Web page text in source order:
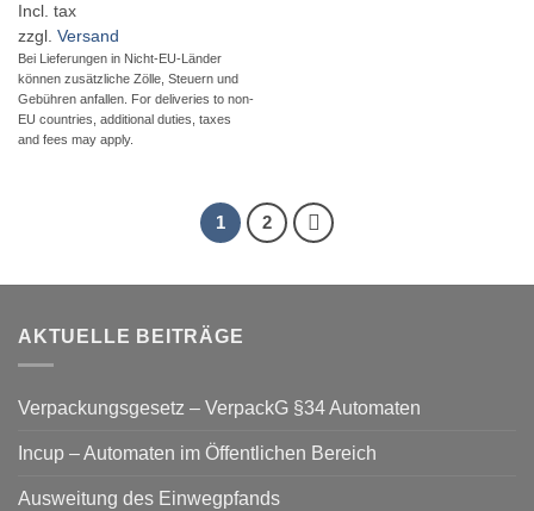
Incl. tax
zzgl. Versand
Bei Lieferungen in Nicht-EU-Länder
können zusätzliche Zölle, Steuern und
Gebühren anfallen. For deliveries to non-
EU countries, additional duties, taxes
and fees may apply.
1 2
AKTUELLE BEITRÄGE
Verpackungsgesetz – VerpackG §34 Automaten
Incup – Automaten im Öffentlichen Bereich
Ausweitung des Einwegpfands